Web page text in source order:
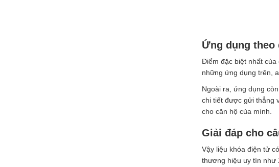
Ứng dụng theo
Điểm đặc biệt nhất của
những ứng dụng trên,
Ngoài ra, ứng dụng
chi tiết được gửi thẳng
cho căn hộ của mình.
Giải đáp cho
Vậy liệu khóa điện tử
thương hiệu uy tín như